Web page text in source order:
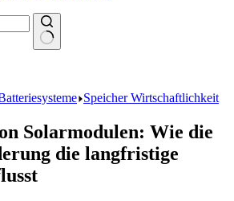
Speicher Wirtschaftlichkeit
Solarmodulen: Wie die
die langfristige